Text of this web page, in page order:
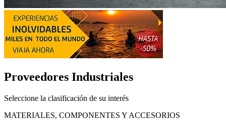
Proveedores Industriales
Seleccione la clasificación de su interés
MATERIALES, COMPONENTES Y ACCESORIOS